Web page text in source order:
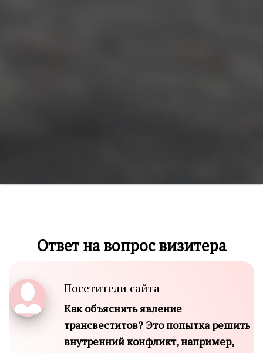
Ответ на вопрос визитера
Посетители сайта
Как объяснить явление
трансвеститов? Это попытка решить
внутренний конфликт, например,